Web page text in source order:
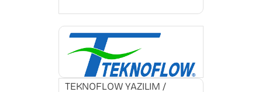
TEKNOFLOW YAZILIM /